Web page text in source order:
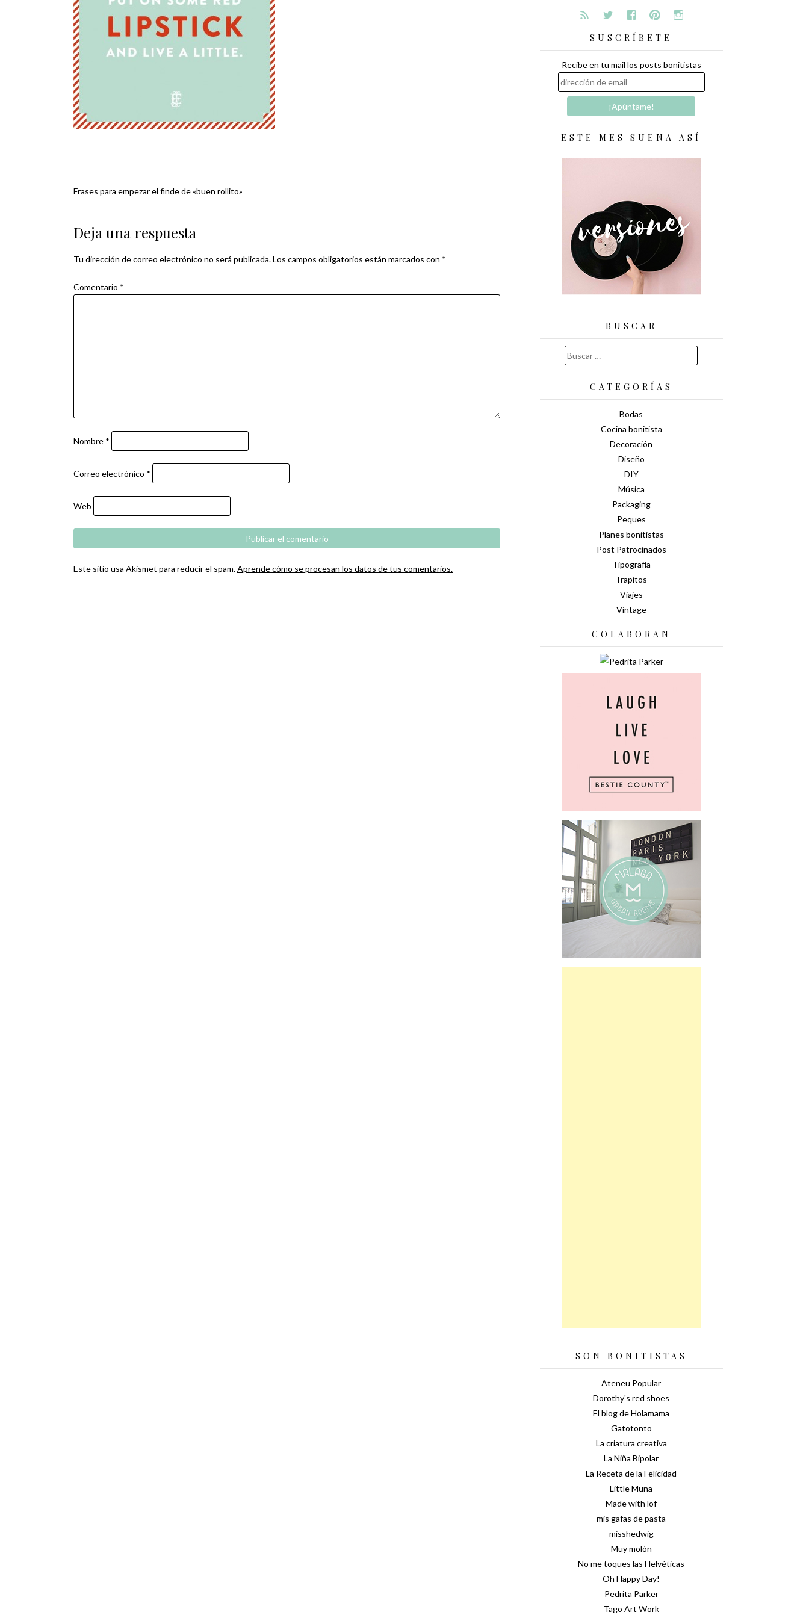
Navegación
de
entradas
Frases para empezar el finde de «buen rollito»
Deja una respuesta
Tu dirección de correo electrónico no será publicada.Los campos obligatorios están marcados con *
Comentario *
Nombre *
Correo electrónico *
Web
Este sitio usa Akismet para reducir el spam.Aprende cómo se procesan los datos de tus comentarios.
SUSCRÍBETE
Recibe en tu mail los posts bonitistas
ESTE MES SUENA ASÍ
BUSCAR
Buscar:
CATEGORÍAS
Bodas
Cocina bonitista
Decoración
Diseño
DIY
Música
Packaging
Peques
Planes bonitistas
Post Patrocinados
Tipografía
Trapitos
Viajes
Vintage
COLABORAN
SON BONITISTAS
Ateneu Popular
Dorothy's red shoes
El blog de Holamama
Gatotonto
La criatura creativa
La Niña Bipolar
La Receta de la Felicidad
Little Muna
Made with lof
mis gafas de pasta
misshedwig
Muy molón
No me toques las Helvéticas
Oh Happy Day!
Pedrita Parker
Tago Art Work